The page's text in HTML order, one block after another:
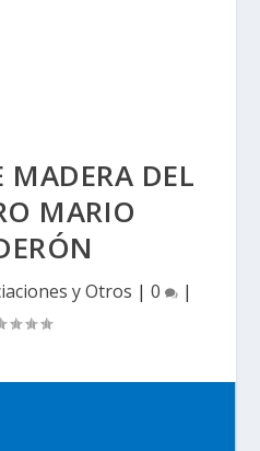
MADERA DEL
MARIO
y Otros | 0 |